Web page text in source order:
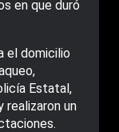
en que duró
el domicilio
Estatal,
realizaron un